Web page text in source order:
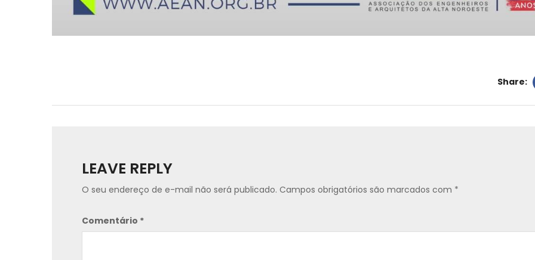
Share:
LEAVE REPLY
O seu endereço de e-mail não será publicado. Campos obrigatórios são marcados com *
Comentário *